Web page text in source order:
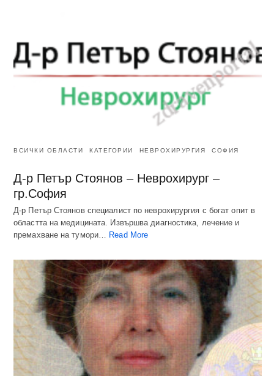
ВСИЧКИ ОБЛАСТИ КАТЕГОРИИ НЕВРОХИРУРГИЯ СОФИЯ
Д-р Петър Стоянов – Неврохирург –
гр.София
Д-р Петър Стоянов специалист по неврохирургия с богат опит в
областта на медицината. Извършва диагностика, лечение и
премахване на тумори…
Read More